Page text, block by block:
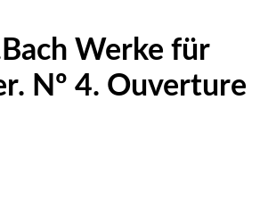
Werke für
Nº 4. Ouverture